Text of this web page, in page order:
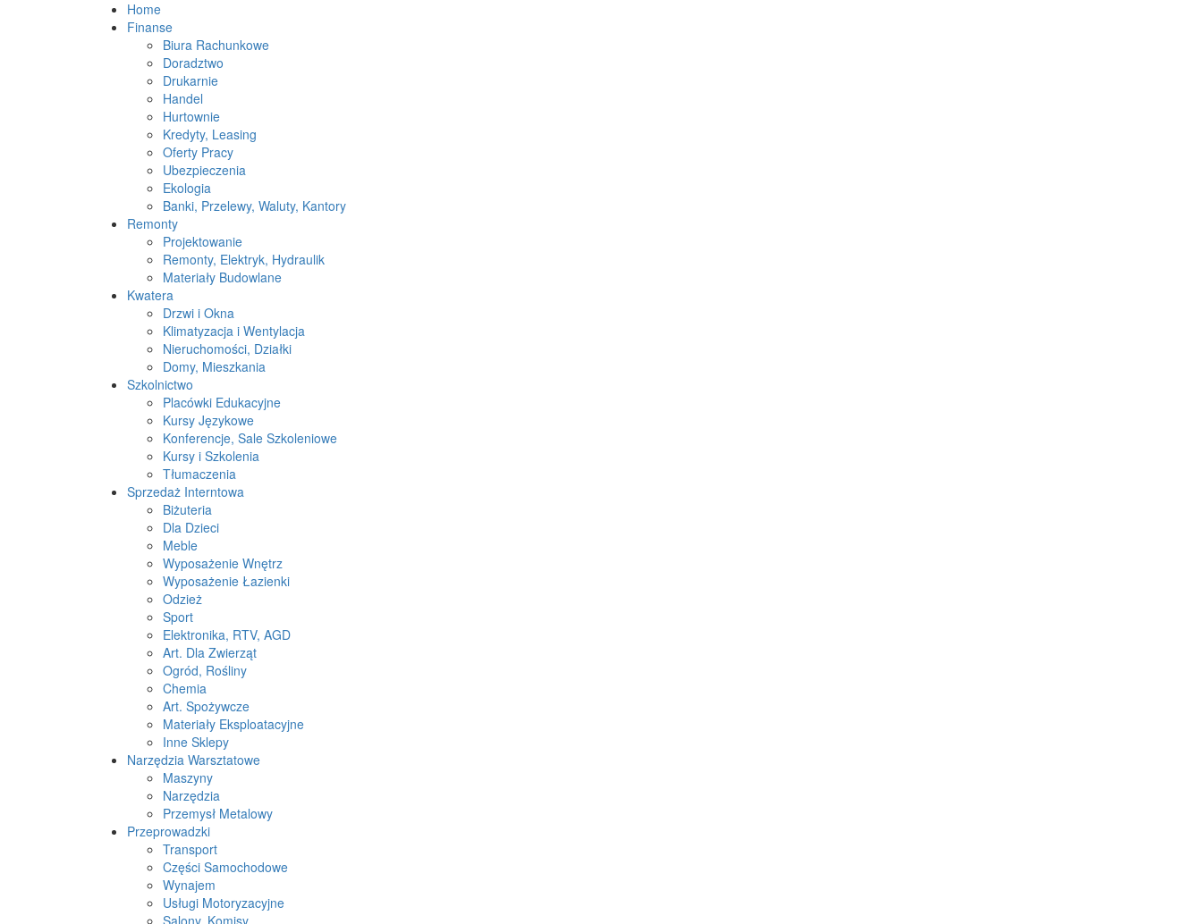
Home
Finanse
Biura Rachunkowe
Doradztwo
Drukarnie
Handel
Hurtownie
Kredyty, Leasing
Oferty Pracy
Ubezpieczenia
Ekologia
Banki, Przelewy, Waluty, Kantory
Remonty
Projektowanie
Remonty, Elektryk, Hydraulik
Materiały Budowlane
Kwatera
Drzwi i Okna
Klimatyzacja i Wentylacja
Nieruchomości, Działki
Domy, Mieszkania
Szkolnictwo
Placówki Edukacyjne
Kursy Językowe
Konferencje, Sale Szkoleniowe
Kursy i Szkolenia
Tłumaczenia
Sprzedaż Interntowa
Biżuteria
Dla Dzieci
Meble
Wyposażenie Wnętrz
Wyposażenie Łazienki
Odzież
Sport
Elektronika, RTV, AGD
Art. Dla Zwierząt
Ogród, Rośliny
Chemia
Art. Spożywcze
Materiały Eksploatacyjne
Inne Sklepy
Narzędzia Warsztatowe
Maszyny
Narzędzia
Przemysł Metalowy
Przeprowadzki
Transport
Części Samochodowe
Wynajem
Usługi Motoryzacyjne
Salony, Komisy